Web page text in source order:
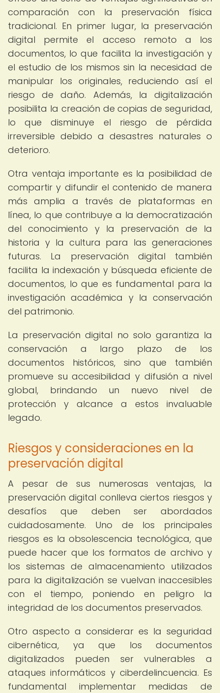
comparación con la preservación física
tradicional. En primer lugar, la preservación
digital permite el acceso remoto a los
documentos, lo que facilita la investigación y
el estudio de los mismos sin la necesidad de
manipular los originales, reduciendo así el
riesgo de daño. Además, la digitalización
posibilita la creación de copias de seguridad,
lo que disminuye el riesgo de pérdida
irreversible debido a desastres naturales o
deterioro.
Otra ventaja importante es la posibilidad de
compartir y difundir el contenido de manera
más amplia a través de plataformas en
línea, lo que contribuye a la democratización
del conocimiento y la preservación de la
historia y la cultura para las generaciones
futuras. La preservación digital también
facilita la indexación y búsqueda eficiente de
documentos, lo que es fundamental para la
investigación académica y la conservación
del patrimonio.
La preservación digital no solo garantiza la
conservación a largo plazo de los
documentos históricos, sino que también
promueve su accesibilidad y difusión a nivel
global, brindando un nuevo nivel de
protección y alcance a estos invaluable
legado.
Riesgos y consideraciones en la
preservación digital
A pesar de sus numerosas ventajas, la
preservación digital conlleva ciertos riesgos y
desafíos que deben ser abordados
cuidadosamente. Uno de los principales
riesgos es la obsolescencia tecnológica, que
puede hacer que los formatos de archivo y
los sistemas de almacenamiento utilizados
para la digitalización se vuelvan inaccesibles
con el tiempo, poniendo en peligro la
integridad de los documentos preservados.
Otro aspecto a considerar es la seguridad
cibernética, ya que los documentos
digitalizados pueden ser vulnerables a
ataques informáticos y ciberdelincuencia. Es
fundamental implementar medidas de